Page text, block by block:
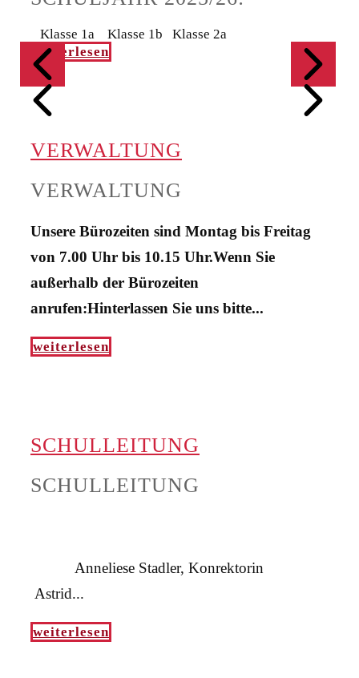
Klasse 1a Klasse 1b Klasse 2a
weiterlesen
VERWALTUNG
VERWALTUNG
Unsere Bürozeiten sind Montag bis Freitag
von 7.00 Uhr bis 10.15 Uhr.Wenn Sie
außerhalb der Bürozeiten
anrufen:Hinterlassen Sie uns bitte...
weiterlesen
SCHULLEITUNG
SCHULLEITUNG
Anneliese Stadler, Konrektorin
Astrid...
weiterlesen